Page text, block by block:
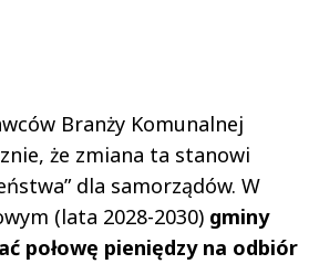
Branży Komunalnej
że zmiana ta stanowi
dla samorządów. W
(lata 2028-2030) gminy
połowę pieniędzy na odbiór